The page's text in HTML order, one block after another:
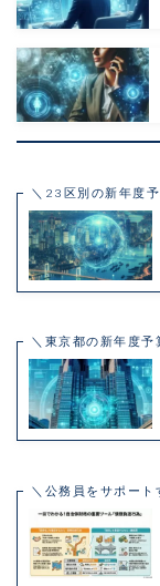
＼23区別の新年度
＼東京都の新年度予
＼公務員をサポート